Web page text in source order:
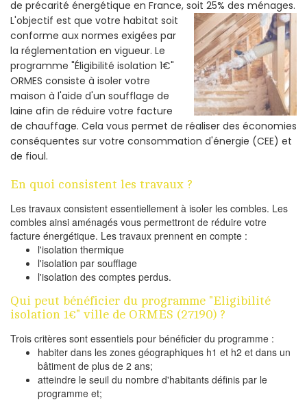
de précarité énergétique en France, soit 25% des ménages.
L'objectif est que votre habitat soit
conforme aux normes exigées par
la réglementation en vigueur. Le
programme "Éligibilité isolation 1€"
ORMES consiste à isoler votre
maison à l'aide d'un soufflage de
laine afin de réduire votre facture
de chauffage. Cela vous permet de réaliser des économies
conséquentes sur votre consommation d'énergie (CEE) et
de fioul.
En quoi consistent les travaux ?
Les travaux consistent essentiellement à isoler les combles. Les
combles ainsi aménagés vous permettront de réduire votre
facture énergétique. Les travaux prennent en compte :
l'isolation thermique
l'isolation par soufflage
l'isolation des comptes perdus.
Qui peut bénéficier du programme "Eligibilité
isolation 1€" ville de ORMES (27190) ?
Trois critères sont essentiels pour bénéficier du programme :
habiter dans les zones géographiques h1 et h2 et dans un
bâtiment de plus de 2 ans;
atteindre le seuil du nombre d'habitants définis par le
programme et;